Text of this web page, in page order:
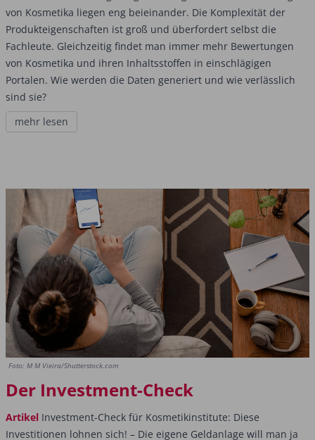
von Kosmetika liegen eng beieinander. Die Komplexität der
Produkteigenschaften ist groß und überfordert selbst die
Fachleute. Gleichzeitig findet man immer mehr Bewertungen
von Kosmetika und ihren Inhaltsstoffen in einschlägigen
Portalen. Wie werden die Daten generiert und wie verlässlich
sind sie?
mehr lesen
Foto: M M Vieira/Shutterstock.com
Der Investment-Check
Artikel Investment-Check für Kosmetikinstitute: Diese
Investitionen lohnen sich! – Die eigene Geldanlage will man ja